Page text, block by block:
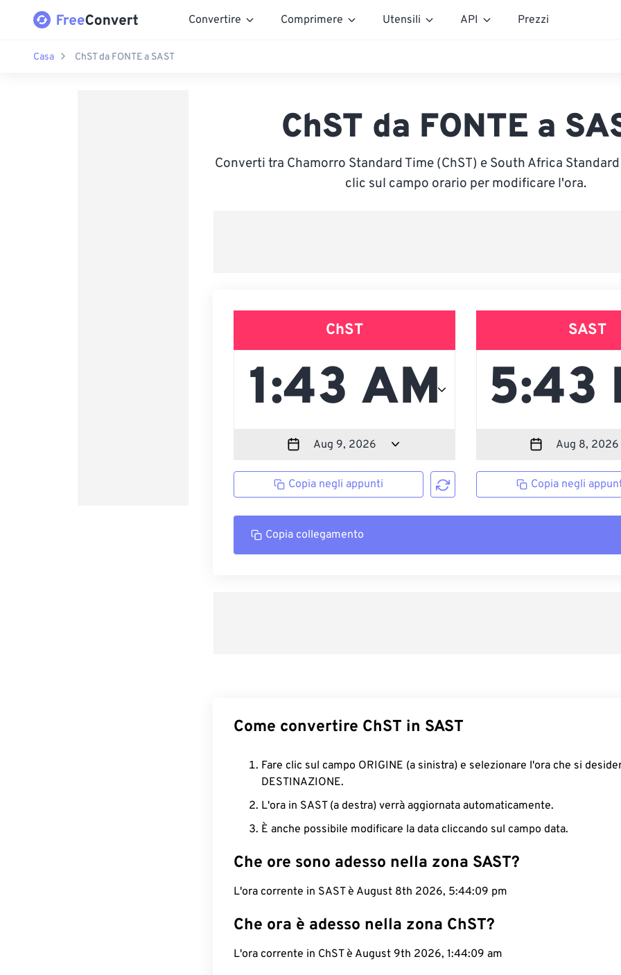
Convertire Comprimere Utensili API Prezzi
Casa ChST da FONTE a SAST
ChST da FONTE a
Converti tra Chamorro Standard Time (ChST) e South Africa Standard
clic sul campo orario per modificare l'ora.
ChST
Copia negli appunti
SAST
Copia negli
Copia collegamento
Come convertire ChST in SAST
Fare clic sul campo ORIGINE (a sinistra) e selezionare l'ora che si
DESTINAZIONE.
L'ora in SAST (a destra) verrà aggiornata automaticamente.
È anche possibile modificare la data cliccando sul campo data.
Che ore sono adesso nella zona SAST?
L'ora corrente in SAST è August 8th 2026, 5:44:10 pm
Che ora è adesso nella zona ChST?
L'ora corrente in ChST è August 9th 2026, 1:44:10 am